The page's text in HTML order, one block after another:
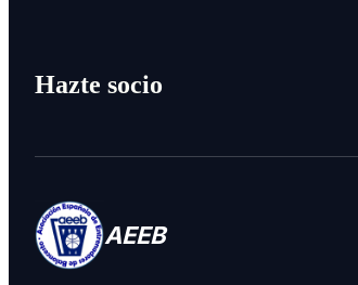
Hazte socio
AEEB